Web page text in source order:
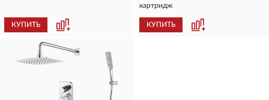
КУПИТЬ
картридж
КУПИТЬ